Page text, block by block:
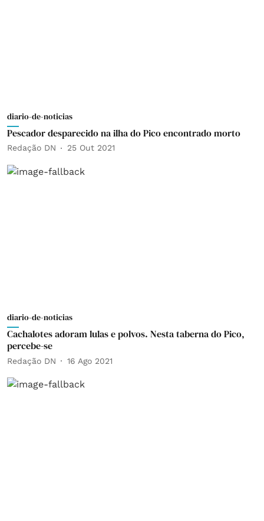
diario-de-noticias
Pescador desparecido na ilha do Pico encontrado morto
Redação DN 25 Out 2021
diario-de-noticias
Cachalotes adoram lulas e polvos. Nesta taberna do Pico,
percebe-se
Redação DN 16 Ago 2021